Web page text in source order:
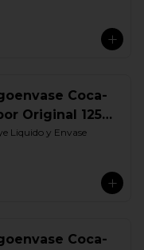
Coca-
Original 1250
UIO
Liquido y Envase
Coca-